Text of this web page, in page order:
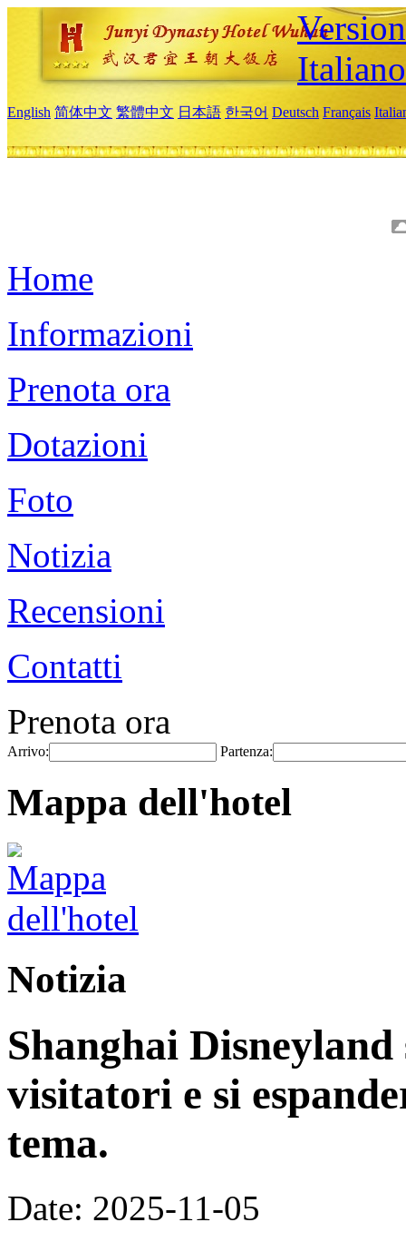
Italiano
English 简体中文 繁體中文 日本語 한국어 Deutsch Français
Home
Informazioni
Prenota ora
Dotazioni
Foto
Notizia
Recensioni
Contatti
Prenota ora
Arrivo: Partenza:
Mappa dell'hotel
Notizia
Shanghai
visitatori e si
tema.
Date: 2025-11-05